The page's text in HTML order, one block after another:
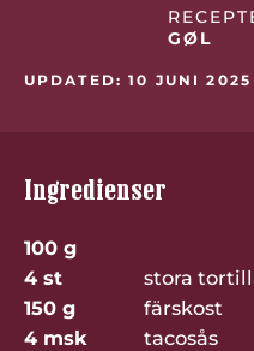
GØL
UPDATED: 10 JUNI 2025
Ingredienser
100 g
4 st
stora
150 g
färskost
4 msk
tacosås